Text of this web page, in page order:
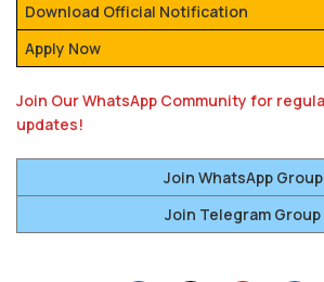
Download Official Notification
Apply Now
Join Our WhatsApp Community for
updates!
Join WhatsApp Group
Join Telegram Group